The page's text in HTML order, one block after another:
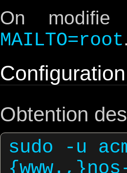
On
MAILTO=root
Obtention
sudo -u